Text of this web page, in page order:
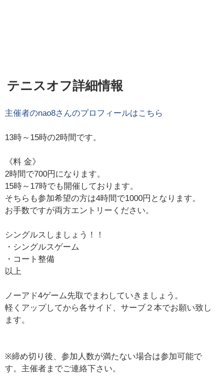
テニスオフ詳細情報
主催者のnao8さんのプロフィールはこちら
13時～15時の2時間です。
《料 金》
2時間で700円になります。
15時～17時でも開催しております。
そちらも参加希望の方は4時間で1000円となります。
お手数ですが両方エントリーください。
シングルスしましょう！！
・シングルスゲーム
・コート整備
以上
ノーアド4ゲーム先取でまわしていきましょう。
軽くアップしてから各サイド、サーブ２本でお願い致し
ます。
※締め切り後、参加人数が満たない場合は参加可能で
す。主催者までご連絡下さい。